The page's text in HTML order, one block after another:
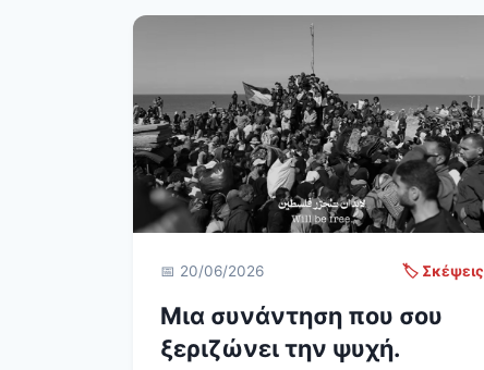
📅 20/06/2026 🏷️ Σκέψεις
Μια συνάντηση που σου
ξεριζώνει την ψυχή.